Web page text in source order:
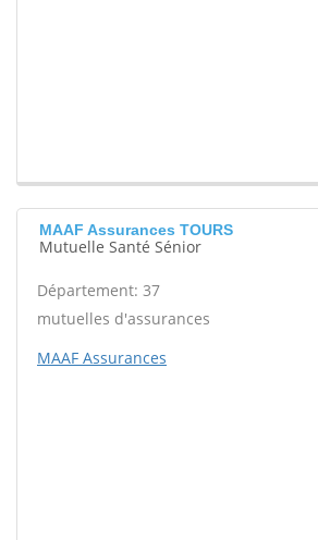
MAAF Assurances TOURS
Mutuelle Santé Sénior
Département: 37
mutuelles d'assurances
MAAF Assurances